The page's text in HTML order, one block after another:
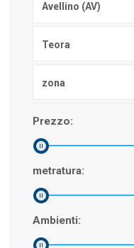
Avellino (AV)
Teora
zona
Prezzo:
metratura:
Ambienti: